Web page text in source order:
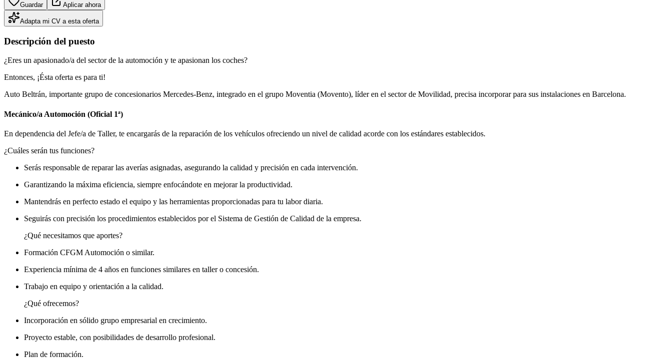
Guardar Aplicar ahora
Adapta mi CV a esta oferta
Descripción del puesto
¿Eres un apasionado/a del sector de la automoción y te apasionan los coches?
Entonces, ¡Ésta oferta es para ti!
Auto Beltrán, importante grupo de concesionarios Mercedes-Benz, integrado en el grupo Moventia (Movento), líder en el sector de Movilidad, precisa incorporar para sus instalaciones en Barcelona.
Mecánico/a Automoción (Oficial 1ª)
En dependencia del Jefe/a de Taller, te encargarás de la reparación de los vehículos ofreciendo un nivel de calidad acorde con los estándares establecidos.
¿Cuáles serán tus funciones?
Serás responsable de reparar las averías asignadas, asegurando la calidad y precisión en cada intervención.
Garantizando la máxima eficiencia, siempre enfocándote en mejorar la productividad.
Mantendrás en perfecto estado el equipo y las herramientas proporcionadas para tu labor diaria.
Seguirás con precisión los procedimientos establecidos por el Sistema de Gestión de Calidad de la empresa.
¿Qué necesitamos que aportes?
Formación CFGM Automoción o similar.
Experiencia mínima de 4 años en funciones similares en taller o concesión.
Trabajo en equipo y orientación a la calidad.
¿Qué ofrecemos?
Incorporación en sólido grupo empresarial en crecimiento.
Proyecto estable, con posibilidades de desarrollo profesional.
Plan de formación.